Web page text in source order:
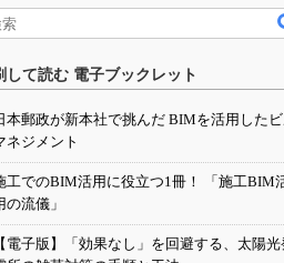
して読む 電子ブックレット
本郵政が新本社で挑んだ BIMを活用した
ネジメント
工でのBIM活用に役立つ1冊！ 「施工BIM
の流儀」
【電子版】「効果なし」を回避する、太陽光